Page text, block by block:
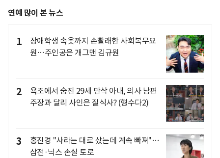
연예 많이 본 뉴스
1
장애학생 속옷까지 손빨래한 사회복무요
원…주인공은 개그맨 김규원
2
욕조에서 숨진 29세 만삭 아내, 의사 남편
주장과 달리 사인은 질식사? (형수다2)
3
홍진경 "사라는 대로 샀는데 계속 빠져"…
삼전·닉스 손실 토로